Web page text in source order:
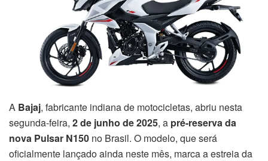
A Bajaj, fabricante indiana de motocicletas, abriu nesta
segunda-feira, 2 de junho de 2025, a pré-reserva da
nova Pulsar N150 no Brasil. O modelo, que será
oficialmente lançado ainda neste mês, marca a estreia da